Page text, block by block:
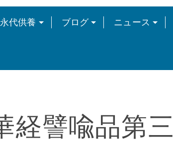
永代供養 ブログ ニュース
経譬喩品第三